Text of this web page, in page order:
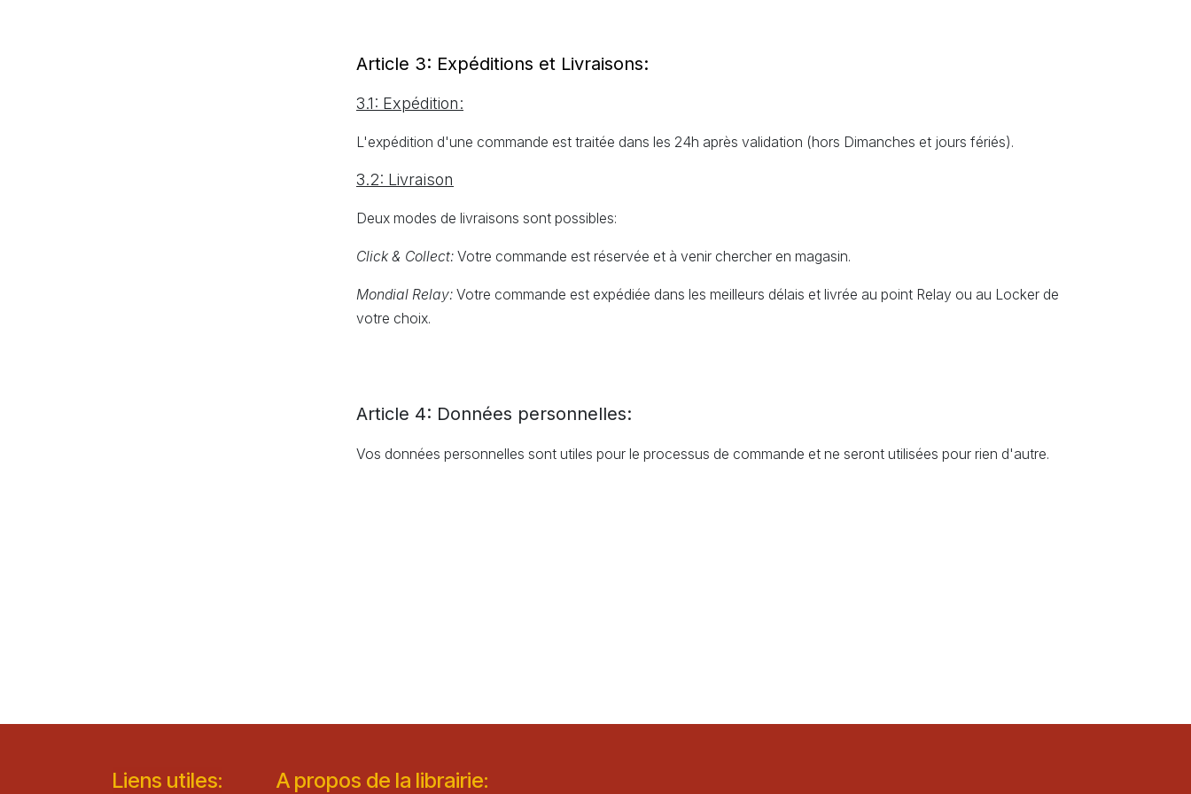
Article 3: Expéditions et Livraisons:
3.1: Expédition:
L'expédition d'une commande est traitée dans les 24h après validation (hors Dimanches et jours fériés).
3.2: Livraison
Deux modes de livraisons sont possibles:
Click & Collect: Votre commande est réservée et à venir chercher en magasin.
Mondial Relay: Votre commande est expédiée dans les meilleurs délais et livrée au point Relay ou au Locker de
votre choix.
Article 4: Données personnelles:
Vos données personnelles sont utiles pour le processus de commande et ne seront utilisées pour rien d'autre.
Lie​ns utiles: A propos de la librairie: